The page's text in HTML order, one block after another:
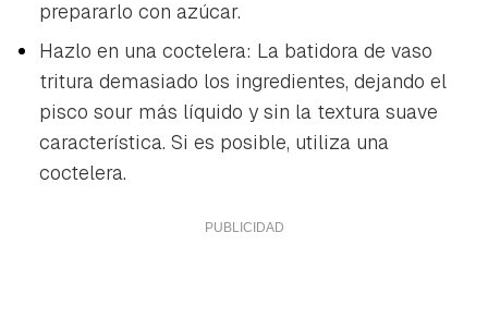
prepararlo con azúcar.
Hazlo en una coctelera: La batidora de vaso
tritura demasiado los ingredientes, dejando el
pisco sour más líquido y sin la textura suave
característica. Si es posible, utiliza una
coctelera.